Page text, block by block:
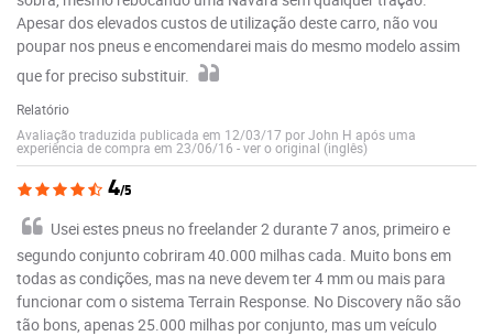
Apesar dos elevados custos de utilização deste carro, não vou
poupar nos pneus e encomendarei mais do mesmo modelo assim
que for preciso substituir.
Relatório
Avaliação traduzida publicada em 12/03/17 por John H após uma
experiência de compra em 23/06/16 -ver o original (inglês)
4/5
Usei estes pneus no freelander 2 durante 7 anos, primeiro e
segundo conjunto cobriram 40.000 milhas cada. Muito bons em
todas as condições, mas na neve devem ter 4 mm ou mais para
funcionar com o sistema Terrain Response. No Discovery não são
tão bons, apenas 25.000 milhas por conjunto, mas um veículo